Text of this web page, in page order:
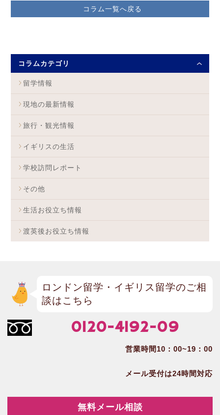
コラム一覧へ戻る
コラムカテゴリ
留学情報
現地の最新情報
旅行・観光情報
イギリスの生活
学校訪問レポート
その他
生活お役立ち情報
渡英後お役立ち情報
ロンドン留学・イギリス留学のご相
談はこちら
0120-4192-09
営業時間10：00~19：00
メール受付は24時間対応
無料メール相談